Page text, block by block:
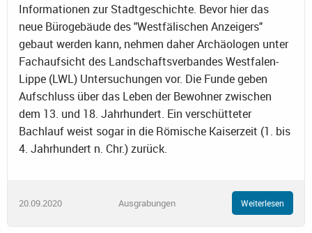
Informationen zur Stadtgeschichte. Bevor hier das
neue Bürogebäude des "Westfälischen Anzeigers"
gebaut werden kann, nehmen daher Archäologen unter
Fachaufsicht des Landschaftsverbandes Westfalen-
Lippe (LWL) Untersuchungen vor. Die Funde geben
Aufschluss über das Leben der Bewohner zwischen
dem 13. und 18. Jahrhundert. Ein verschütteter
Bachlauf weist sogar in die Römische Kaiserzeit (1. bis
4. Jahrhundert n. Chr.) zurück.
20.09.2020 Ausgrabungen Weiterlesen